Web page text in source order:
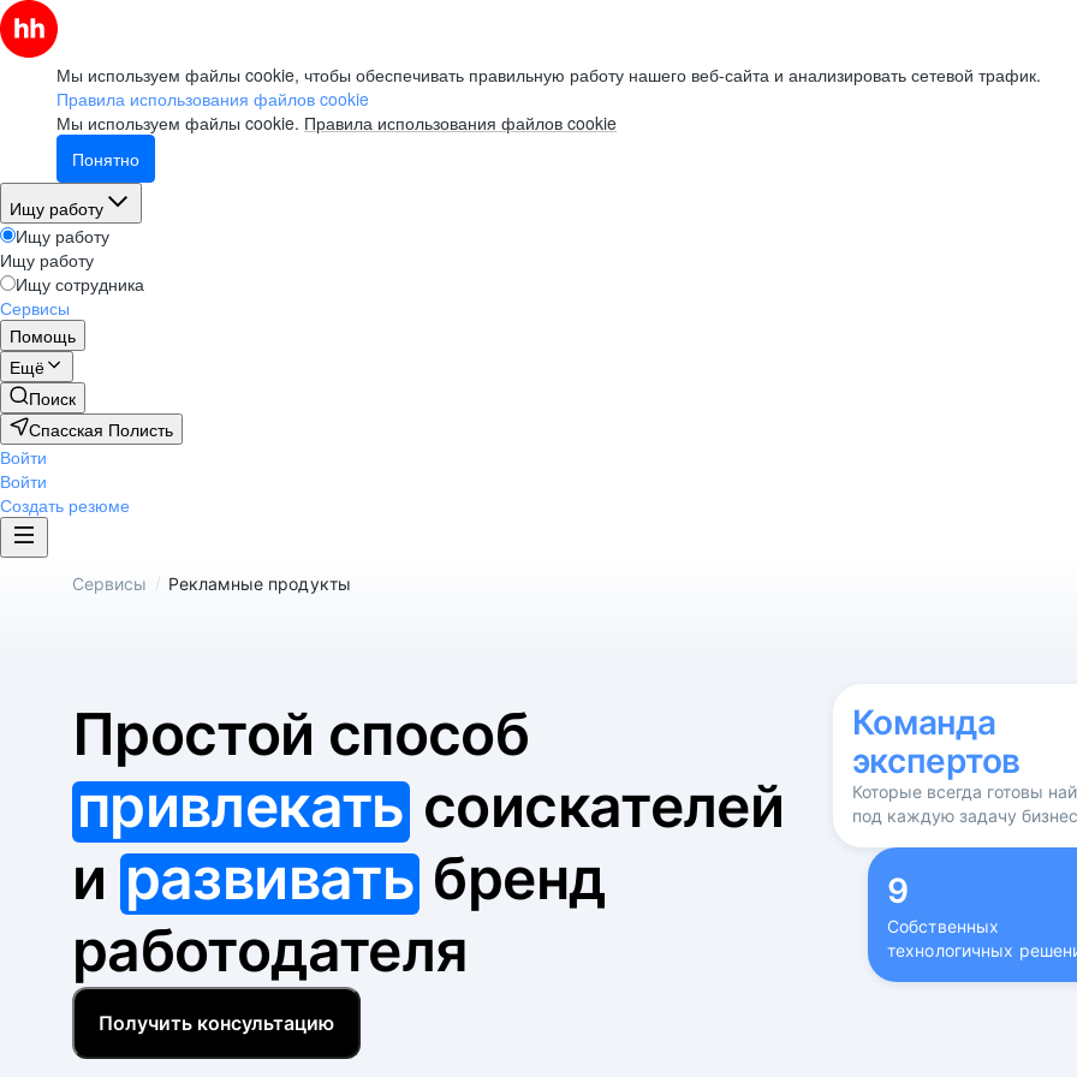
Мы используем файлы cookie, чтобы обеспечивать правильную работу нашего веб-сайта и анализировать сетевой трафик.
Правила использования файлов cookie
Мы используем файлы cookie. Правила использования файлов cookie
Понятно
Ищу работу
Ищу работу
Ищу работу
Ищу сотрудника
Сервисы
Помощь
Ещё
Поиск
Спасская Полисть
Войти
Войти
Создать резюме
Сервисы / Рекламные продукты
Простой способ
привлекатьсоискателей
и развивать бренд
работодателя
Получить консультацию
Команда
экспертов
Которые всегда готовы
под каждую задачу
9
Собственных
технологичных